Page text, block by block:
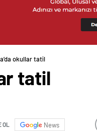
okullar tatil
tatil
OL News